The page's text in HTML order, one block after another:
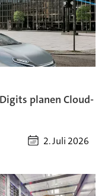
planen Cloud-
2. Juli 2026